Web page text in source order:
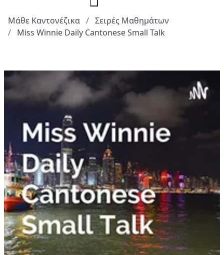
Μάθε Καντονέζικα
Σειρές Μαθημάτων
Miss Winnie Daily Cantonese Small Talk